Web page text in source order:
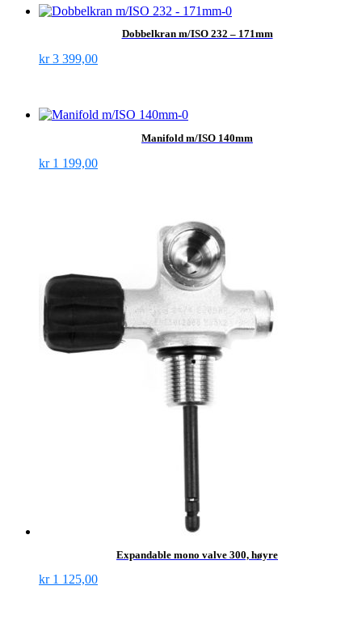
Dobbelkran m/ISO 232 – 171mm
kr3 399,00
Manifold m/ISO 140mm
kr1 199,00
Expandable mono valve 300, høyre
kr1 125,00